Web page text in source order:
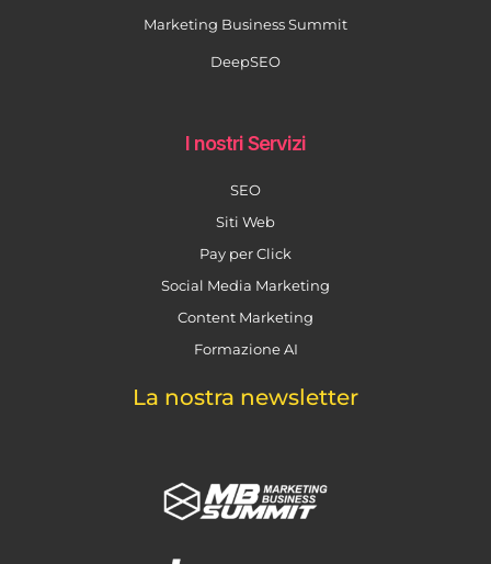
Marketing Business Summit
DeepSEO
I nostri Servizi
SEO
Siti Web
Pay per Click
Social Media Marketing
Content Marketing
Formazione AI
La nostra newsletter